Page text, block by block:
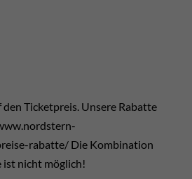
Ticketpreis. Unsere Rabatte
rabatte/ Die Kombination
ist nicht möglich!